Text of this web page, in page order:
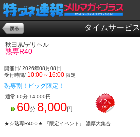
タイムサービス
秋田県/デリヘル
熟専R40
開催日/ 2026年08月08日
受付時間/ 10:00～16:00 限定
熟専割！ビッグ限定！
通常 60分 14,000円
60分 8,000円
42 ％
★☆熟専R40☆★ 『限定イベント』 濃厚大集合 ...